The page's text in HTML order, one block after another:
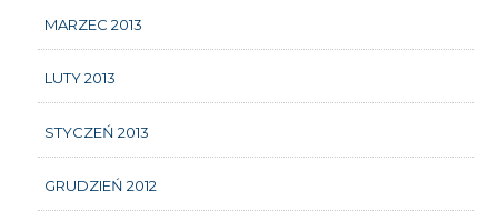
MARZEC 2013
LUTY 2013
STYCZEŃ 2013
GRUDZIEŃ 2012